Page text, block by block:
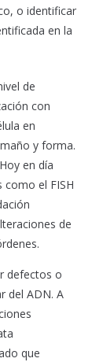
o identificar
en la
de
con
en
y forma.
en día
como el FISH
de
defectos o
del ADN. A
que